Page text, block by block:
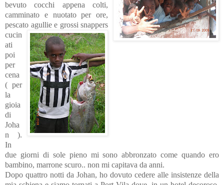
bevuto cocchi appena colti,
camminato e nuotato per ore,
pescato agullie e grossi snappers
cucin
ati
poi
per
cena
( per
la
gioia
di
Joha
n ).
In
due giorni di sole pieno mi sono abbronzato come quando ero
bambino, marrone scuro.. non mi capitava da anni.
Dopo quattro notti da Johan, ho dovuto cedere alle insistenze della